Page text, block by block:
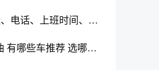
湖北高速宜昌大队地址、电话、上班时间、能处理违章吗
国五排放标准 92号汽油 有哪些车推荐 选哪款好 价格多少